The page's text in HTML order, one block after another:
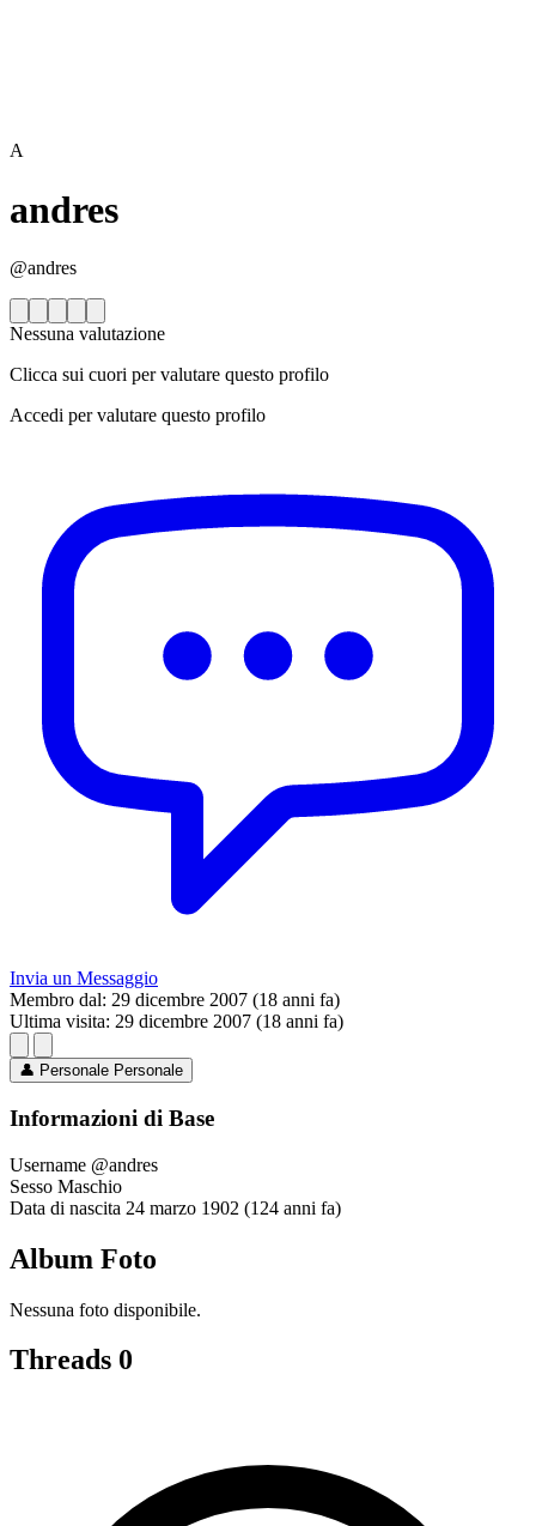
A
andres
@andres
Nessuna valutazione
Clicca sui cuori per valutare questo profilo
Accedi per valutare questo profilo
Invia un Messaggio
Membro dal: 29 dicembre 2007 (18 anni fa)
Ultima visita: 29 dicembre 2007 (18 anni fa)
👤 Personale Personale
Informazioni di Base
Username @andres
Sesso Maschio
Data di nascita 24 marzo 1902 (124 anni fa)
Album Foto
Nessuna foto disponibile.
Threads 0